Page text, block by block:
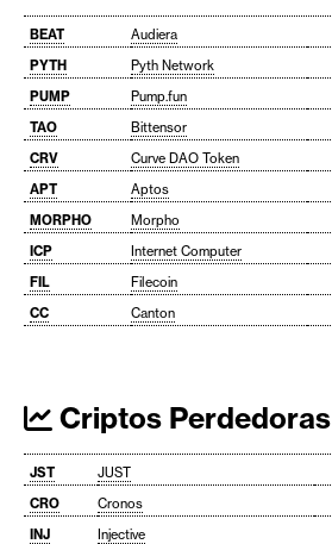
BEAT Audiera
PYTH
Pyth Network
PUMP
Pump.fun
TAO
Bittensor
CRV
Curve DAO Token
APT
Aptos
MORPHO
Morpho
ICP
Internet Computer
FIL
Filecoin
CC
Canton
Criptos Perdedoras
JST JUST
CRO
Cronos
INJ
Injective